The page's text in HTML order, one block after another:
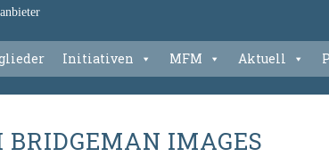
Initiativen MFM Aktuell
BRIDGEMAN IMAGES